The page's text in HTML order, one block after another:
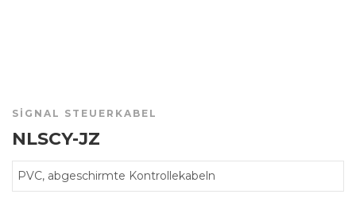
SIGNAL STEUERKABEL
NLSCY-JZ
PVC, abgeschirmte Kontrollekabeln